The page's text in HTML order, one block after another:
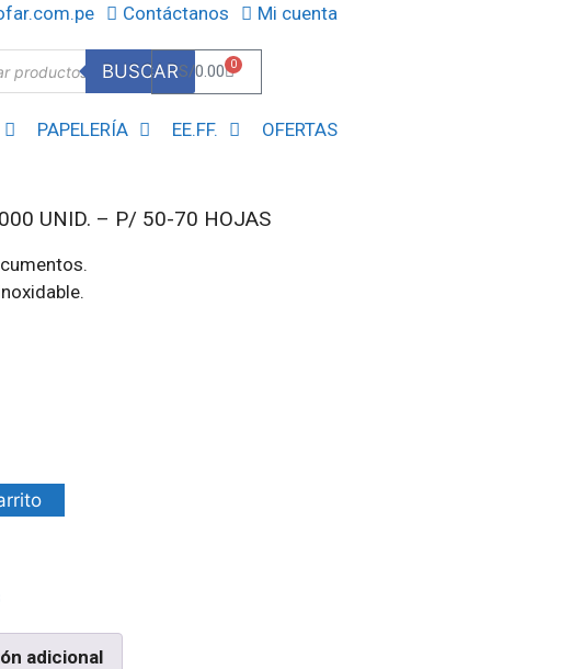
Contáctanos Mi cuenta
BUSCARS/0.00 0
PAPELERÍA EE.FF. OFERTAS
UNID. – P/ 50-70 HOJAS
adicional